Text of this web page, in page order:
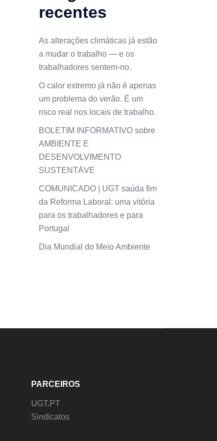
recentes
As alterações climáticas já estão
a mudar o trabalho — e os
trabalhadores sentem-no.
O calor extremo já não é apenas
um problema do verão. É um
risco real nos locais de trabalho.
BOLETIM INFORMATIVO sobre
AMBIENTE E
DESENVOLVIMENTO
SUSTENTÁVE
COMUNICADO | UGT saúda fim
da Reforma Laboral: uma vitória
para os trabalhadores e para
Portugal
Dia Mundial do Meio Ambiente
PARCEIROS
UGT.PT
Sindicatos